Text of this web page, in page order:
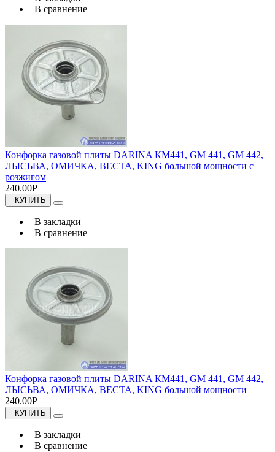
В сравнение
Конфорка газовой плиты DARINA КМ441, GM 441, GM 442,
ЛЫСЬВА, ОМИЧКА, ВЕСТА, KING большой мощности с
розжигом
240.00Р
КУПИТЬ
В закладки
В сравнение
Конфорка газовой плиты DARINA КМ441, GM 441, GM 442,
ЛЫСЬВА, ОМИЧКА, ВЕСТА, KING большой мощности
240.00Р
КУПИТЬ
В закладки
В сравнение